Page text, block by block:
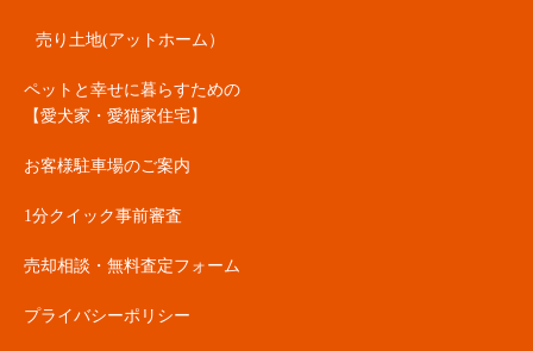
売り土地(アットホーム）
ペットと幸せに暮らすための
【愛犬家・愛猫家住宅】
お客様駐車場のご案内
1分クイック事前審査
売却相談・無料査定フォーム
プライバシーポリシー